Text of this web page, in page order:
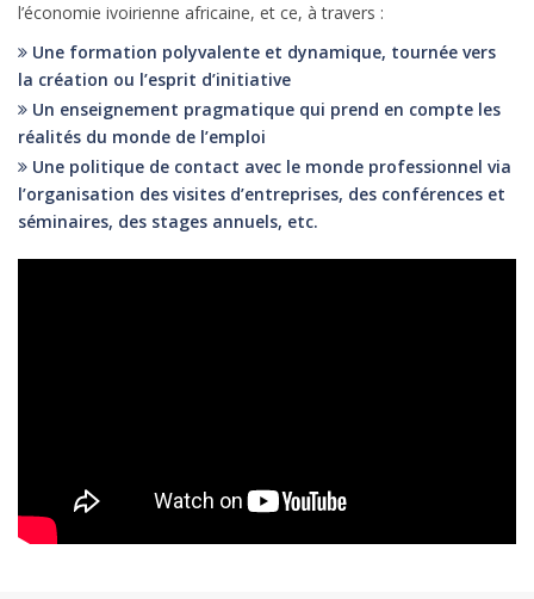
l’économie ivoirienne africaine, et ce, à travers :
Une formation polyvalente et dynamique, tournée vers
la création ou l’esprit d’initiative
Un enseignement pragmatique qui prend en compte les
réalités du monde de l’emploi
Une politique de contact avec le monde professionnel via
l’organisation des visites d’entreprises, des conférences et
séminaires, des stages annuels, etc.